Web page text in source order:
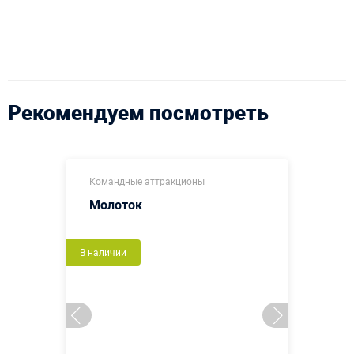
Рекомендуем посмотреть
Командные аттракционы
Молоток
В наличии